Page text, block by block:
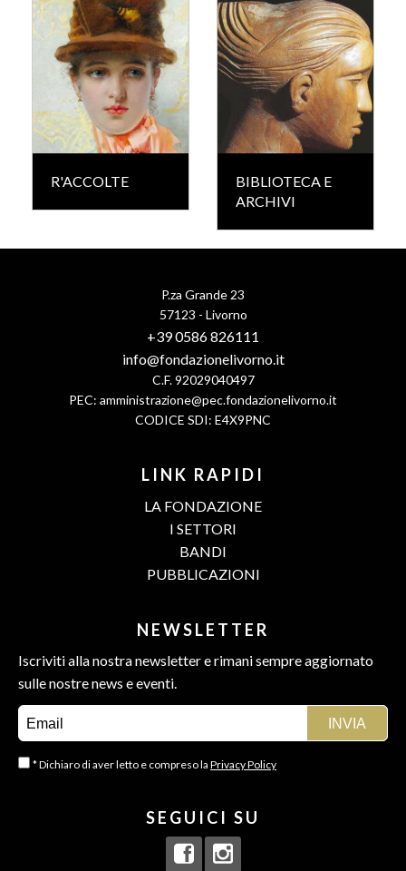
R'ACCOLTE
BIBLIOTECA E
ARCHIVI
P.za Grande 23
57123 - Livorno
+39 0586 826111
info@fondazionelivorno.it
C.F. 92029040497
PEC: amministrazione@pec.fondazionelivorno.it
CODICE SDI: E4X9PNC
LINK RAPIDI
LA FONDAZIONE
I SETTORI
BANDI
PUBBLICAZIONI
NEWSLETTER
Iscriviti alla nostra newsletter e rimani sempre aggiornato
sulle nostre news e eventi.
* Dichiaro di aver letto e compreso la Privacy Policy
SEGUICI SU